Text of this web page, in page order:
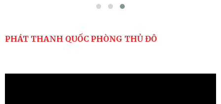
PHÁT THANH QUỐC PHÒNG THỦ ĐÔ